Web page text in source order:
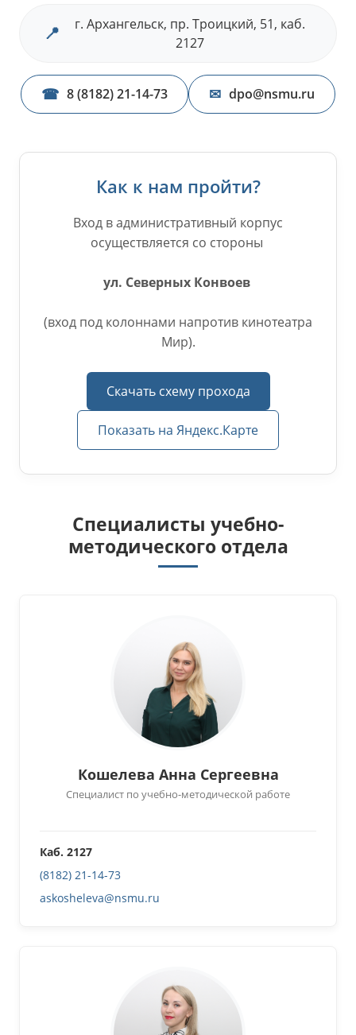
📍
г. Архангельск, пр. Троицкий, 51, каб.
2127
☎ 8 (8182) 21-14-73 ✉ dpo@nsmu.ru
Как к нам пройти?
Вход в административный корпус
осуществляется со стороны
ул. Северных Конвоев
(вход под колоннами напротив кинотеатра
Мир).
Скачать схему прохода
Показать на Яндекс.Карте
Специалисты учебно-
методического отдела
Кошелева Анна Сергеевна
Специалист по учебно-методической работе
Каб. 2127
(8182) 21-14-73
askosheleva@nsmu.ru